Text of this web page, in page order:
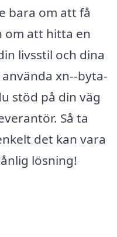
bara om att få
om att hitta en
livsstil och dina
xn--byta-
stöd på din väg
Så ta
det kan vara
lösning!